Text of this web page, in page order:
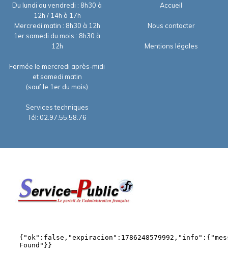
Du lundi au vendredi : 8h30 à
12h / 14h à 17h
Mercredi matin : 8h30 à 12h
1er samedi du mois : 8h30 à
12h
Fermée le mercredi après-midi
et samedi matin
(sauf le 1er du mois)
Services techniques
Tél: 02.97.55.58.76
Accueil
Nous contacter
Mentions légales